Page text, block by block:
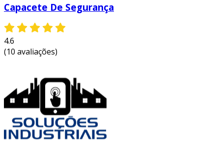
Capacete De Segurança
4.6
(10 avaliações)